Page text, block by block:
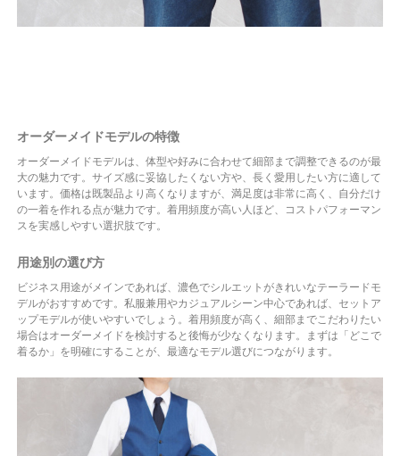
オーダーメイドモデルの特徴
オーダーメイドモデルは、体型や好みに合わせて細部まで調整できるのが最
大の魅力です。サイズ感に妥協したくない方や、長く愛用したい方に適して
います。価格は既製品より高くなりますが、満足度は非常に高く、自分だけ
の一着を作れる点が魅力です。着用頻度が高い人ほど、コストパフォーマン
スを実感しやすい選択肢です。
用途別の選び方
ビジネス用途がメインであれば、濃色でシルエットがきれいなテーラードモ
デルがおすすめです。私服兼用やカジュアルシーン中心であれば、セットア
ップモデルが使いやすいでしょう。着用頻度が高く、細部までこだわりたい
場合はオーダーメイドを検討すると後悔が少なくなります。まずは「どこで
着るか」を明確にすることが、最適なモデル選びにつながります。